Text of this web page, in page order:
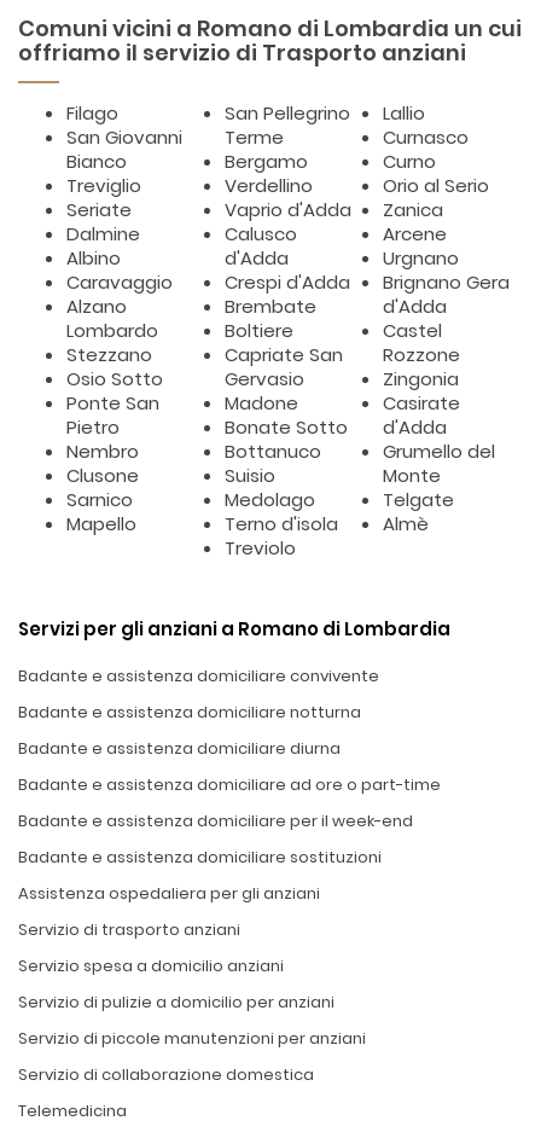
Comuni vicini a Romano di Lombardia un cui
offriamo il servizio di Trasporto anziani
Filago
San Giovanni
Bianco
Treviglio
Seriate
Dalmine
Albino
Caravaggio
Alzano
Lombardo
Stezzano
Osio Sotto
Ponte San
Pietro
Nembro
Clusone
Sarnico
Mapello
San Pellegrino
Terme
Bergamo
Verdellino
Vaprio d'Adda
Calusco
d'Adda
Crespi d'Adda
Brembate
Boltiere
Capriate San
Gervasio
Madone
Bonate Sotto
Bottanuco
Suisio
Medolago
Terno d'isola
Treviolo
Lallio
Curnasco
Curno
Orio al Serio
Zanica
Arcene
Urgnano
Brignano Gera
d'Adda
Castel
Rozzone
Zingonia
Casirate
d'Adda
Grumello del
Monte
Telgate
Almè
Servizi per gli anziani a Romano di Lombardia
Badante e assistenza domiciliare convivente
Badante e assistenza domiciliare notturna
Badante e assistenza domiciliare diurna
Badante e assistenza domiciliare ad ore o part-time
Badante e assistenza domiciliare per il week-end
Badante e assistenza domiciliare sostituzioni
Assistenza ospedaliera per gli anziani
Servizio di trasporto anziani
Servizio spesa a domicilio anziani
Servizio di pulizie a domicilio per anziani
Servizio di piccole manutenzioni per anziani
Servizio di collaborazione domestica
Telemedicina